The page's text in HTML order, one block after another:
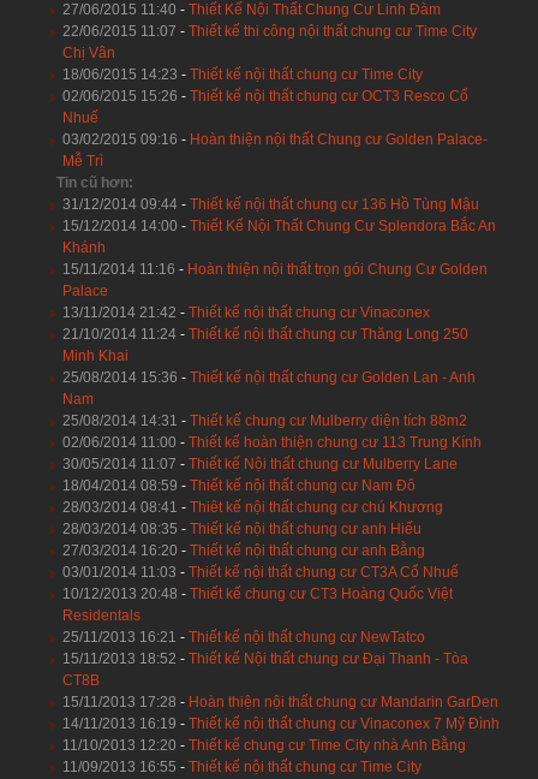
27/06/2015 11:40 - Thiết Kế Nội Thất Chung Cư Linh Đàm
22/06/2015 11:07 - Thiết kế thi công nội thất chung cư Time City
Chị Vân
18/06/2015 14:23 - Thiết kế nội thất chung cư Time City
02/06/2015 15:26 - Thiết kế nội thất chung cư OCT3 Resco Cổ
Nhuế
03/02/2015 09:16 - Hoàn thiện nội thất Chung cư Golden Palace-
Mễ Trì
Tin cũ hơn:
31/12/2014 09:44- Thiết kế nội thất chung cư 136 Hồ Tùng Mậu
15/12/2014 14:00 - Thiết Kế Nội Thất Chung Cư Splendora Bắc An
Khánh
15/11/2014 11:16 - Hoàn thiện nội thất trọn gói Chung Cư Golden
Palace
13/11/2014 21:42 - Thiết kế nội thất chung cư Vinaconex
21/10/2014 11:24- Thiết kế nội thất chung cư Thăng Long 250
Minh Khai
25/08/2014 15:36 - Thiết kế nội thất chung cư Golden Lan - Anh
Nam
25/08/2014 14:31 - Thiết kế chung cư Mulberry diện tích 88m2
02/06/2014 11:00 - Thiết kế hoàn thiện chung cư 113 Trung Kính
30/05/2014 11:07 - Thiết kế Nội thất chung cư Mulberry Lane
18/04/2014 08:59 - Thiết kế nội thất chung cư Nam Đô
28/03/2014 08:41 - Thiêt kế nội thất chung cư chú Khương
28/03/2014 08:35 - Thiết kế nội thất chung cư anh Hiếu
27/03/2014 16:20 - Thiết kế nội thất chung cư anh Bằng
03/01/2014 11:03 - Thiết kế nội thất chung cư CT3A Cổ Nhuế
10/12/2013 20:48 - Thiết kế chung cư CT3 Hoàng Quốc Việt
Residentals
25/11/2013 16:21 - Thiết kế nội thất chung cư NewTatco
15/11/2013 18:52 - Thiết kế Nội thất chung cư Đại Thanh - Tòa
CT8B
15/11/2013 17:28 - Hoàn thiện nội thất chung cư Mandarin GarDen
14/11/2013 16:19 - Thiết kế nội thất chung cư Vinaconex 7 Mỹ Đình
11/10/2013 12:20 - Thiết kế chung cư Time City nhà Anh Bằng
11/09/2013 16:55 - Thiết kế nội thất chung cư Time City